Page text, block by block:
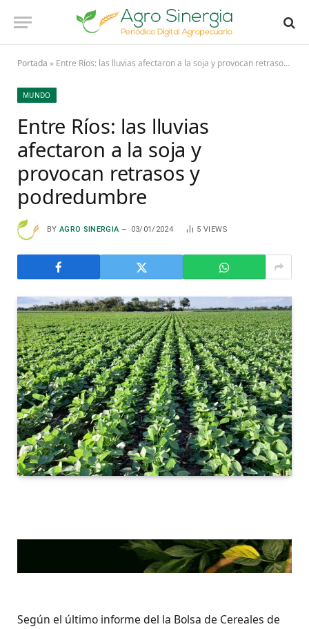
Portada » Entre Ríos: las lluvias afectaron a la soja y provocan retrasos y podredumbre
MUNDO
Entre Ríos: las lluvias
afectaron a la soja y
provocan retrasos y
podredumbre
BY AGRO SINERGIA 03/01/2024 5 VIEWS
Según el último informe del la Bolsa de Cereales de